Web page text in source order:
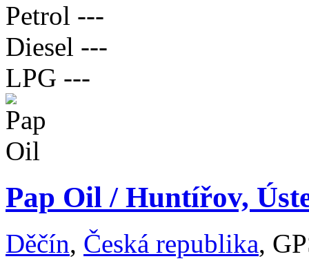
Petrol ---
Diesel ---
LPG ---
Pap Oil / Huntířov,
Děčín, Česká republika,